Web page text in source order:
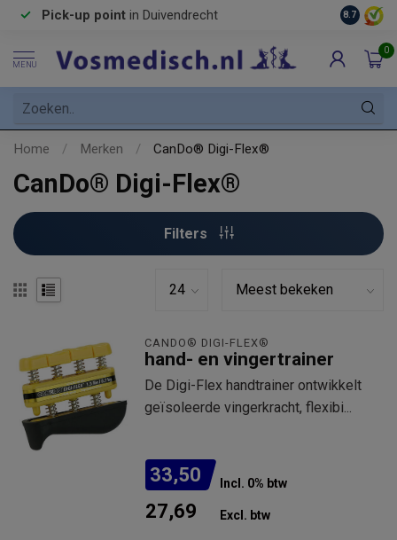
Pick-up point in Duivendrecht 8.7
MENU
0
Home / Merken / CanDo® Digi-Flex®
CanDo® Digi-Flex®
Filters
CANDO® DIGI-FLEX®
hand- en vingertrainer
De Digi-Flex handtrainer ontwikkelt
geïsoleerde vingerkracht, flexibi...
33,50 Incl. 0% btw
27,69 Excl. btw